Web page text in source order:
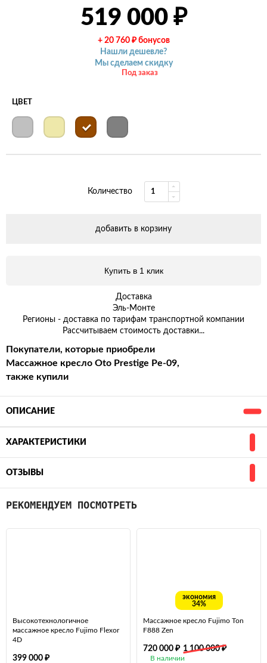
519 000 ₽
+ 20 760 ₽бонусов
Нашли дешевле?
Мы сделаем скидку
Под заказ
ЦВЕТ
Количество
добавить в корзину
Купить в 1 клик
Доставка
Эль-Монте
Регионы - доставка по тарифам транспортной компании
Рассчитываем стоимость доставки...
Покупатели, которые приобрели
Массажное кресло Oto Prestige Pe-09,
также купили
ОПИСАНИЕ
ХАРАКТЕРИСТИКИ
ОТЗЫВЫ
РЕКОМЕНДУЕМ ПОСМОТРЕТЬ
Высокотехнологичное
массажное кресло Fujimo Flexor
4D
399 000 ₽
экономия
34%
Массажное кресло Fujimo Ton
F888 Zen
720 000 ₽ 1 100 000₽
В наличии